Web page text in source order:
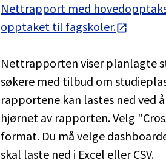
Nettrapport med
opptaket til fagskoler.
Nettrapporten viser planlagte
søkere med tilbud om
rapportene kan lastes ned ved
hjørnet av rapporten. Velg
format. Du må velge
skal laste ned i Excel eller CSV.